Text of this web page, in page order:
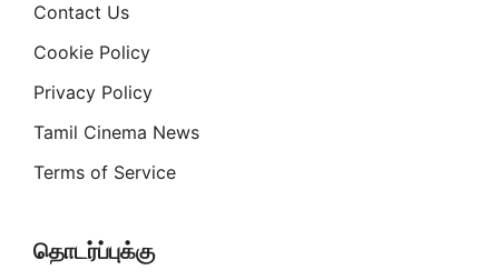
Contact Us
Cookie Policy
Privacy Policy
Tamil Cinema News
Terms of Service
தொடர்ப்புக்கு